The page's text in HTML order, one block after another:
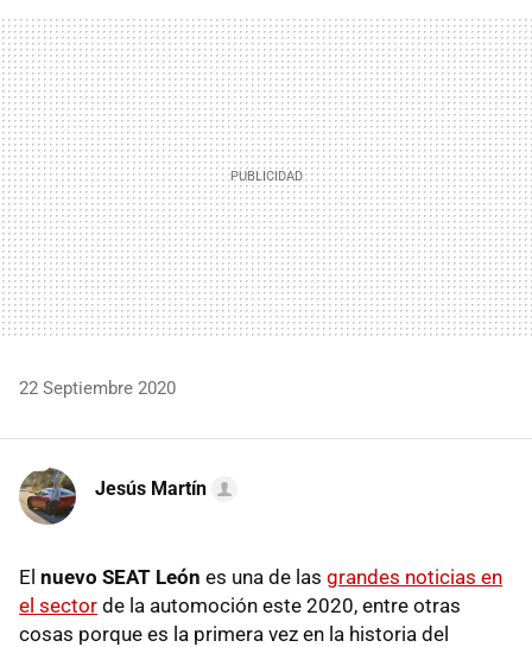
MAIL
22 Septiembre 2020
Jesús Martín
El nuevo SEAT León es una de las grandes noticias en
el sector de la automoción este 2020, entre otras
cosas porque es la primera vez en la historia del